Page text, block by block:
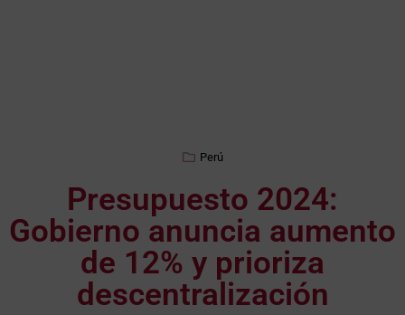
Perú
Presupuesto 2024:
Gobierno anuncia aumento
de 12% y prioriza
descentralización